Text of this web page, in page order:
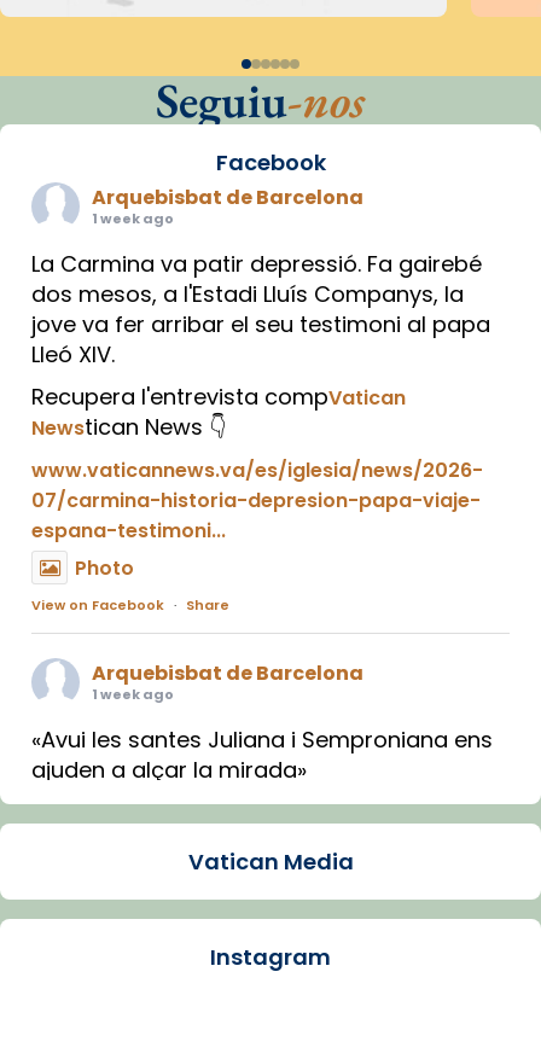
Seguiu-nos
Facebook
Arquebisbat de Barcelona
1 week ago
La Carmina va patir depressió. Fa gairebé
dos mesos, a l'Estadi Lluís Companys, la
jove va fer arribar el seu testimoni al papa
Lleó XIV.
Recupera l'entrevista compVatican
Newstican News 👇
www.vaticannews.va/es/iglesia/news/2026-
07/carmina-historia-depresion-papa-viaje-
espana-testimoni...
Photo
View on Facebook · Share
Arquebisbat de Barcelona
1 week ago
«Avui les santes Juliana i Semproniana ens
ajuden a alçar la mirada»
Mons. Sergi Gordo, bisbe de Tortosa, ha
Santes de Mataró.
🔗tinyurl.com/cvu5jmbk
Vatican Media
Instagram